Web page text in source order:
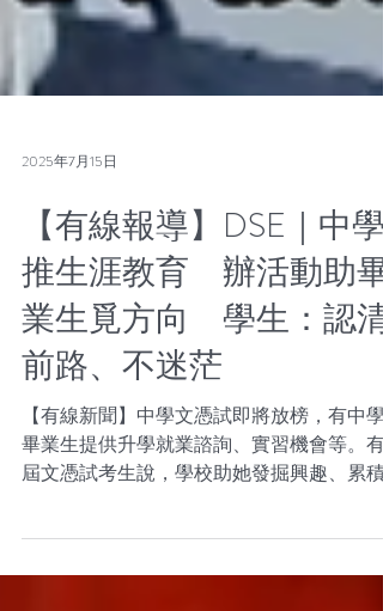
2025年7月15日
【有線報導】DSE｜中學
推生涯教育 辦活動助畢
業生覓方向 學生：認清
前路、不迷茫
畢業生提供升學就業諮詢、實習機會等。有
屆文憑試考生說，學校助她發掘興趣、累積